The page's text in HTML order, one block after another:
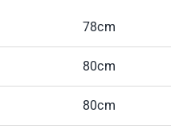
78cm
80cm
80cm